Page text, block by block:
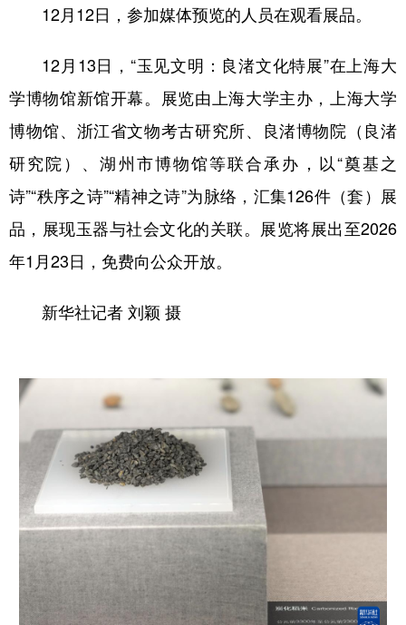
12月12日，参加媒体预览的人员在观看展品。
12月13日，“玉见文明：良渚文化特展”在上海大
学博物馆新馆开幕。展览由上海大学主办，上海大学
博物馆、浙江省文物考古研究所、良渚博物院（良渚
研究院）、湖州市博物馆等联合承办，以“奠基之
诗”“秩序之诗”“精神之诗”为脉络，汇集126件（套）展
品，展现玉器与社会文化的关联。展览将展出至2026
年1月23日，免费向公众开放。
新华社记者 刘颖 摄